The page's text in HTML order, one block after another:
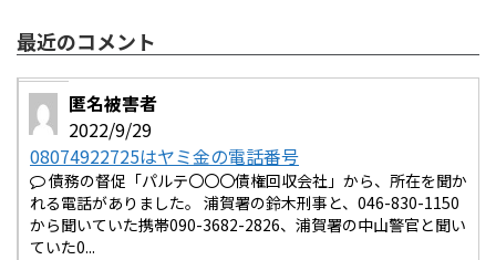
最近のコメント
匿名被害者
2022/9/29
08074922725はヤミ金の電話番号
債務の督促「パルテ〇〇〇債権回収会社」から、所在を聞か
れる電話がありました。 浦賀署の鈴木刑事と、046-830-1150
から聞いていた携帯090-3682-2826、浦賀署の中山警官と聞い
ていた0...